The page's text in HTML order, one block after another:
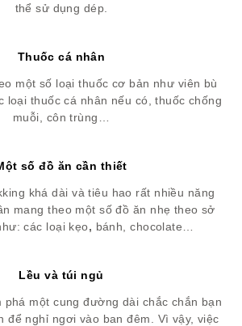
thể sử dụng dép.
Thuốc cá nhân
một số loại thuốc cơ bản như viên bù
loại thuốc cá nhân nếu có, thuốc chống
muỗi, côn trùng…
số đồ ăn cần thiết
khá dài và tiêu hao rất nhiều năng
mang theo một số đồ ăn nhẹ theo sở
các loại kẹo, bánh, chocolate…
Lều và túi ngủ
phá một cung đường dài chắc chắn bạn
để nghỉ ngơi vào ban đêm. Vì vậy, việc